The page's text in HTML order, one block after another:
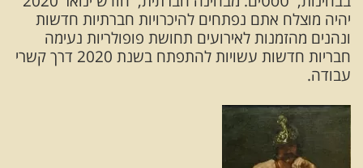
יהיה מוצלח אתם נפתחים להיכרויות חברתיות חדשות
ונהנים מהזמנות לאירועים תחושת פופולריות נעימה
חבריות חדשות עשויות להתפתח בשנת 2020 דרך קשרי
עבודה.